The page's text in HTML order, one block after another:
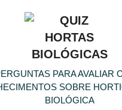
PARA AVALIAR
SOBRE
BIOLÓGICA